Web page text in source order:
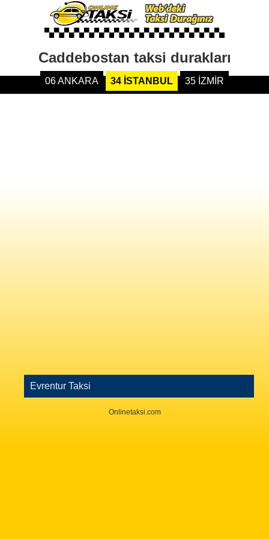
Caddebostan taksi durakları
06 ANKARA 34 İSTANBUL 35 İZMİR
Evrentur Taksi
Onlinetaksi.com